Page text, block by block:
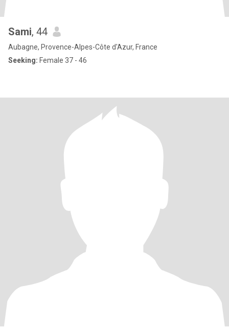
Sami, 44
Aubagne, Provence-Alpes-Côte d'Azur, France
Seeking: Female 37 - 46